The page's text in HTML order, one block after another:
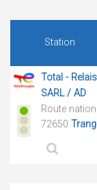
Station
Total -
SARL / AD
Route
72650